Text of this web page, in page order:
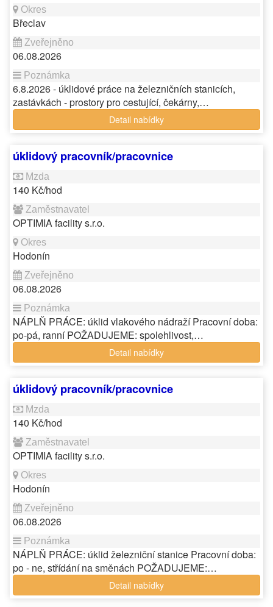
Břeclav
06.08.2026
6.8.2026 - úklidové práce na železničních stanicích,
zastávkách - prostory pro cestující, čekárny,…
Detail nabídky
úklidový pracovník/pracovnice
140 Kč/hod
OPTIMIA facility s.r.o.
Hodonín
06.08.2026
NÁPLŇ PRÁCE: úklid vlakového nádraží Pracovní doba:
po-pá, ranní POŽADUJEME: spolehlivost,…
Detail nabídky
úklidový pracovník/pracovnice
140 Kč/hod
OPTIMIA facility s.r.o.
Hodonín
06.08.2026
NÁPLŇ PRÁCE: úklid železniční stanice Pracovní doba:
po - ne, střídání na směnách POŽADUJEME:…
Detail nabídky